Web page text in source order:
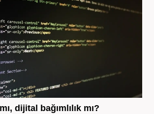
dijital bağımlılık mı?